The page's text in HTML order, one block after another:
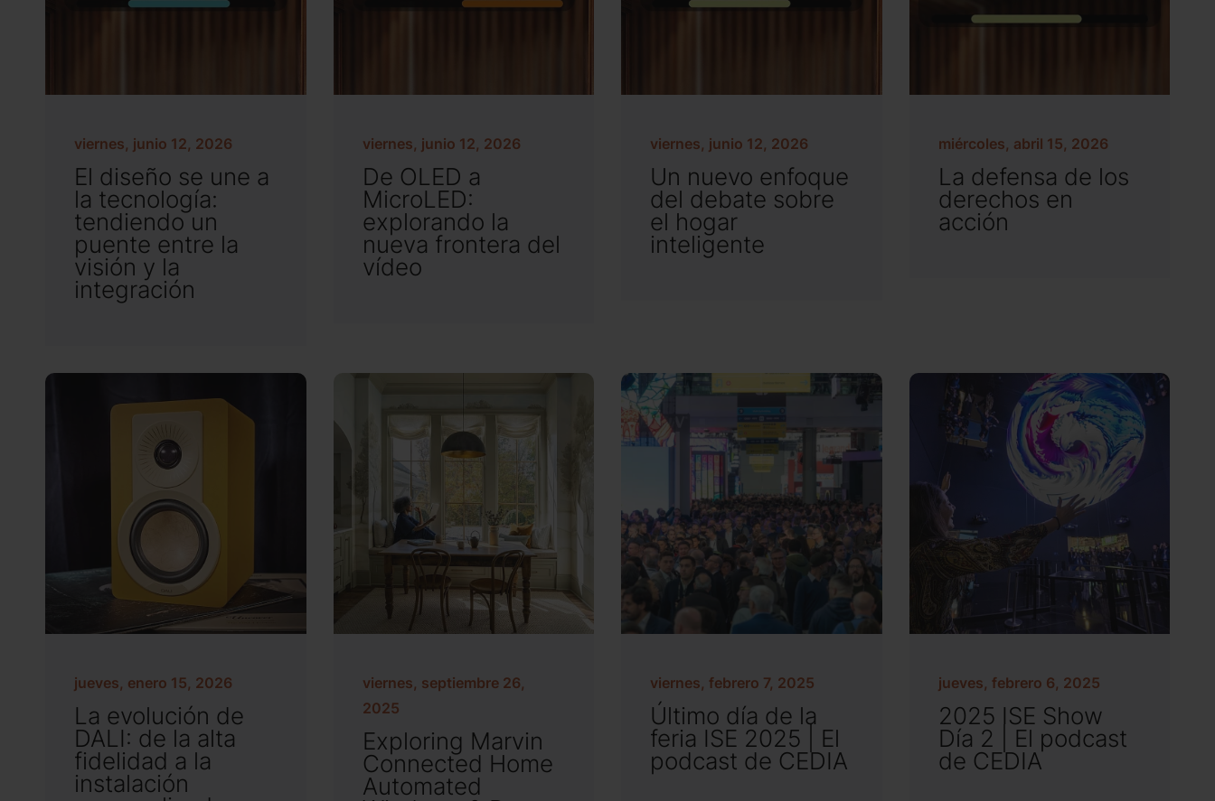
viernes, junio 12, 2026
El diseño se une a
la tecnología:
tendiendo un
puente entre la
visión y la
integración
viernes, junio 12, 2026
De OLED a
MicroLED:
explorando la
nueva frontera del
vídeo
viernes, junio 12, 2026
Un nuevo enfoque
del debate sobre
el hogar
inteligente
miércoles, abril 15, 2026
La defensa de los
derechos en
acción
jueves, enero 15, 2026
La evolución de
DALI: de la alta
fidelidad a la
instalación
viernes, septiembre 26,
2025
Exploring Marvin
Connected Home
Automated
viernes, febrero 7, 2025
Último día de la
feria ISE 2025 | El
podcast de CEDIA
jueves, febrero 6, 2025
2025 ISE Show
Día 2 | El podcast
de CEDIA